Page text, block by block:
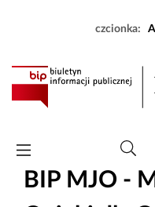
czcionka: A
BIP MJO -